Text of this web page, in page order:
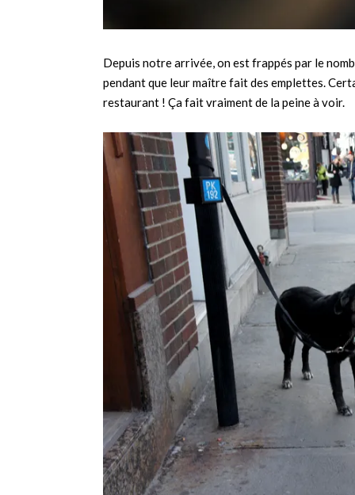
Depuis notre arrivée, on est frappés par le
pendant que leur maître fait des emplettes.
restaurant ! Ça fait vraiment de la peine à voir.